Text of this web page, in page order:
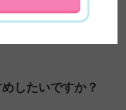
ら難しかったと思
したいですか？